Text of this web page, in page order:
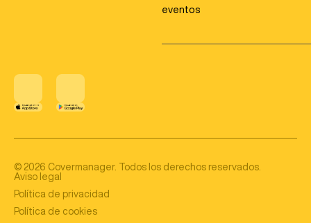
eventos
© 2026 Covermanager. Todos los derechos reservados.
Aviso legal
Política de privacidad
Política de cookies